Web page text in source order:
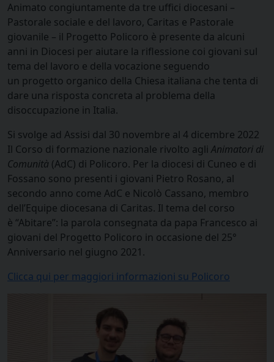
Animato congiuntamente da tre uffici diocesani –
Pastorale sociale e del lavoro, Caritas e Pastorale
giovanile – il Progetto Policoro è presente da alcuni
anni in Diocesi per aiutare la riflessione coi giovani sul
tema del lavoro e della vocazione seguendo
un progetto organico della Chiesa italiana che tenta di
dare una risposta concreta al problema della
disoccupazione in Italia.
Si svolge ad Assisi dal 30 novembre al 4 dicembre 2022
Il Corso di formazione nazionale rivolto agli Animatori di
Comunità (AdC) di Policoro. Per la diocesi di Cuneo e di
Fossano sono presenti i giovani Pietro Rosano, al
secondo anno come AdC e Nicolò Cassano, membro
dell’Equipe diocesana di Caritas. Il tema del corso
è “Abitare”: la parola consegnata da papa Francesco ai
giovani del Progetto Policoro in occasione del 25°
Anniversario nel giugno 2021.
Clicca qui per maggiori informazioni su Policoro